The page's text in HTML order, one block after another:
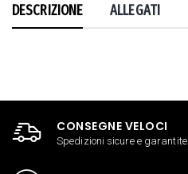
DESCRIZIONE ALLEGATI
CONSEGNE VELOCI
Spedizioni sicure e garantite